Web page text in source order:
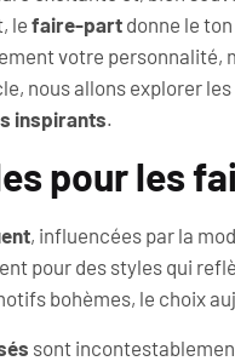
le faire-part donne le
votre personnalité,
nous allons explorer
inspirants.
pour les
, influencées par la
pour des styles qui
bohèmes, le choix
sont